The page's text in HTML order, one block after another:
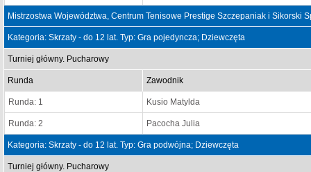
Mistrzostwa Województwa, Centrum Tenisowe Prestige Szczepaniak i Sikorski
Kategoria: Skrzaty - do 12 lat. Typ: Gra pojedyncza; Dziewczęta
Turniej główny. Pucharowy
Runda Zawodnik
Runda: 1 Kusio Matylda
Runda: 2 Pacocha Julia
Kategoria: Skrzaty - do 12 lat. Typ: Gra podwójna; Dziewczęta
Turniej główny. Pucharowy